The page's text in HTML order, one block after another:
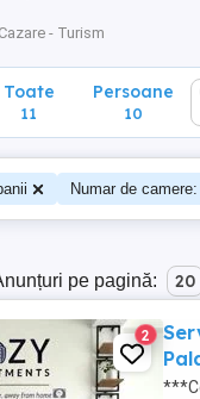
Cazare - Turism
Toate
11
Persoane
10
Numar de
pe pagină: 20
2